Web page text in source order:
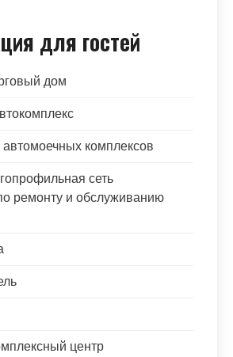
для гостей
дом
автомоечных комплексов
сеть
ремонту и обслуживанию
центр